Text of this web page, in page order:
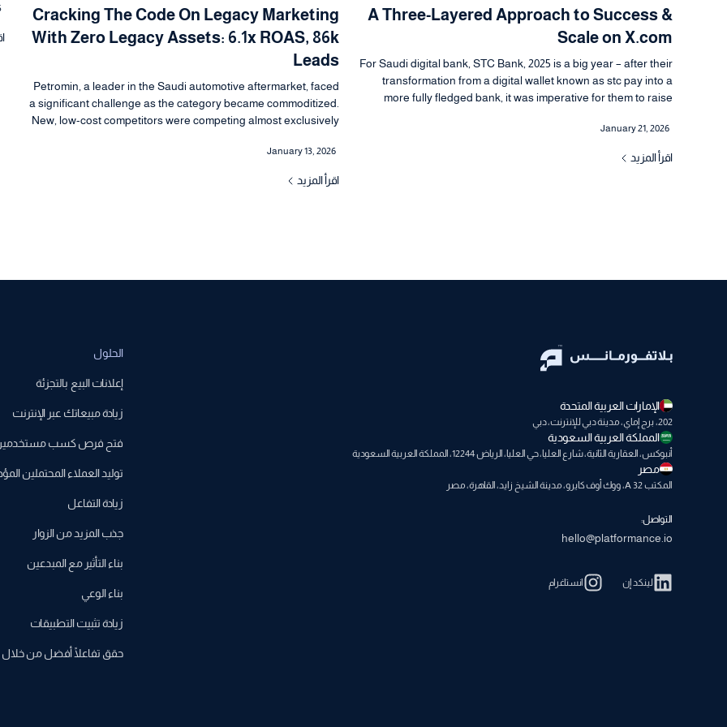
A Three-Layered Approach to Success &
Scale on X.com
For Saudi digital bank, STC Bank, 2025 is a big year – after their
transformation from a digital wallet known as stc pay into a
more fully fledged bank, it was imperative for them to raise
minds of Saudi consumers. STC’s agency UM worked with
Platformance to devise a campaign that combined three levers
on the X Platform to achieve that:
January 21, 2026
اقرأ المزيد
Cracking The Code On Legacy Marketing
With Zero Legacy Assets: 6.1x ROAS, 86k
Leads
Petromin, a leader in the Saudi automotive aftermarket, faced
a significant challenge as the category became commoditized.
New, low-cost competitors were competing almost exclusively
differentiation.
January 13, 2026
اقرأ المزيد
الإمارات العربية المتحدة
202، برج إماي، مدينة دبي للإنترنت، دبي
المملكة العربية السعودية
أنبوكس، العقارية الثانية، شارع العليا، حي العليا، الرياض 12244، المملكة العربية السعودية
مصر
المكتب A 32، ووك أوف كايرو، مدينة الشيخ زايد، القاهرة، مصر
التواصل:
hello@platformance.io
لينكد إن انستاغرام
الحلول
إعلانات البيع بالتجزئة
زيادة مبيعاتك عبر الإنترنت
فتح فرص كسب مستخدمين
توليد العملاء المحتملين
زيادة التفاعل
جذب المزيد من الزوار
بناء التأثير مع المبدعين
بناء الوعي
زيادة تثبيت التطبيقات
حقق تفاعلًا أفضل من